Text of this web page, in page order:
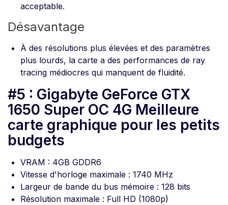
acceptable.
Désavantage
À des résolutions plus élevées et des paramètres
plus lourds, la carte a des performances de ray
tracing médiocres qui manquent de fluidité.
#5 : Gigabyte GeForce GTX
1650 Super OC 4G Meilleure
carte graphique pour les petits
budgets
VRAM : 4GB GDDR6
Vitesse d'horloge maximale : 1740 MHz
Largeur de bande du bus mémoire : 128 bits
Résolution maximale : Full HD (1080p)